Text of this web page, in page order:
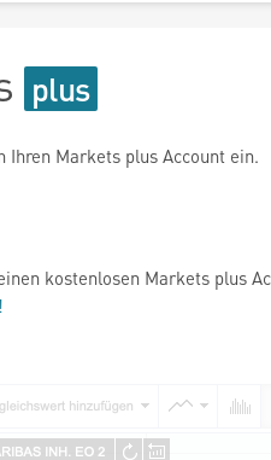
Ihren Markets plus Account ein.
kostenlosen Markets plus